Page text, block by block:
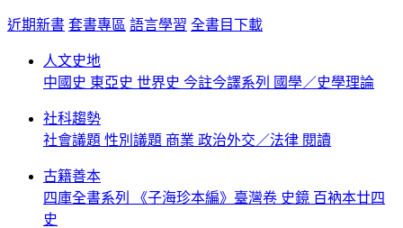
近期新書 套書專區 語言學習 全書目下載
人文史地
中國史 東亞史 世界史 今註今譯系列 國學／史學理論
社科趨勢
社會議題 性別議題 商業 政治外交／法律 閱讀
古籍善本
四庫全書系列
《子海珍本編》臺灣卷 史鏡 百衲本廿四
史